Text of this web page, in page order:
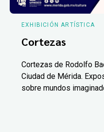
EXHIBICIÓN ARTÍSTICA
Cortezas
Cortezas de Rodolfo
Ciudad de Mérida.
sobre mundos